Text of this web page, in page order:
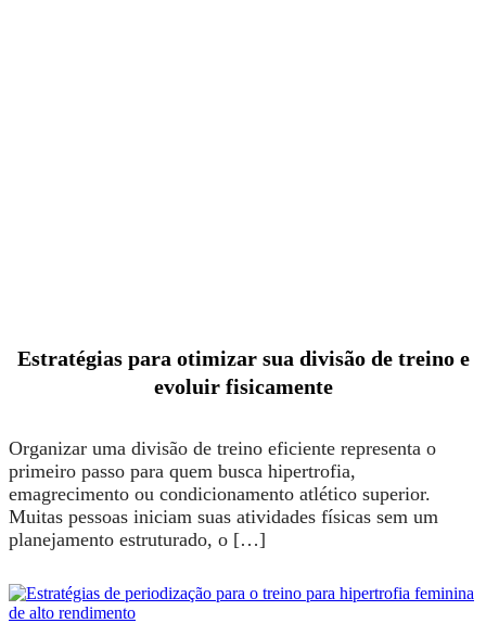
Estratégias para otimizar sua divisão de treino e
evoluir fisicamente
Organizar uma divisão de treino eficiente representa o
primeiro passo para quem busca hipertrofia,
emagrecimento ou condicionamento atlético superior.
Muitas pessoas iniciam suas atividades físicas sem um
planejamento estruturado, o […]